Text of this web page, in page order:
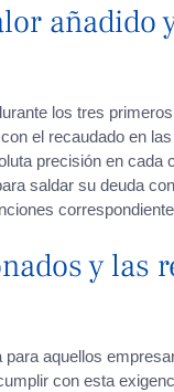
añadido
los tres
el recaudado en
precisión en cada
saldar su deuda
y las
aquellos
con esta